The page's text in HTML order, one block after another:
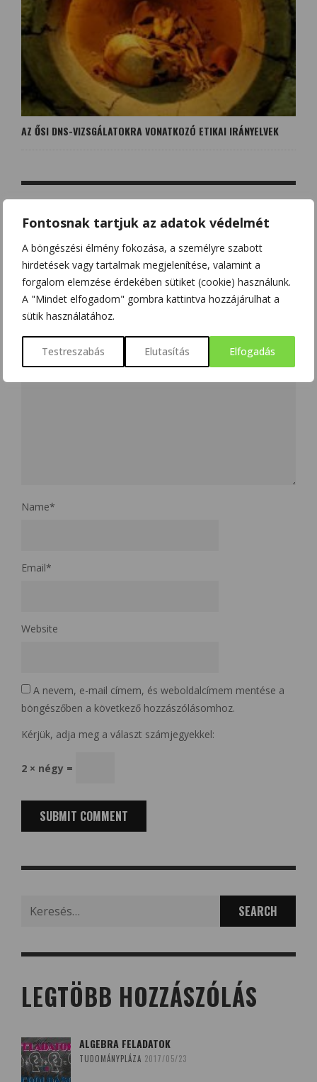
Fontosnak tartjuk az adatok védelmét
A böngészési élmény fokozása, a személyre szabott
hirdetések vagy tartalmak megjelenítése, valamint a
forgalom elemzése érdekében sütiket (cookie) használunk.
A "Mindet elfogadom" gombra kattintva hozzájárulhat a
sütik használatához.
Testreszabás Elutasítás Elfogadás
AZ ŐSI DNS-VIZSGÁLATOKRA VONATKOZÓ ETIKAI IRÁNYELVEK
NO COMMENT
LEAVE A REPLY
Az e-mail címet nem tesszük közzé. A kötelező mezőket
karakterrel jelöltük
Name*
Email*
Website
A nevem, e-mail címem, és weboldalcímem mentése a
böngészőben a következő hozzászólásomhoz.
Kérjük, adja meg a választ számjegyekkel:
2 × négy =
for:
LEGTÖBB HOZZÁSZÓLÁS
ALGEBRA FELADATOK
TUDOMÁNYPLÁZA 2017/05/23